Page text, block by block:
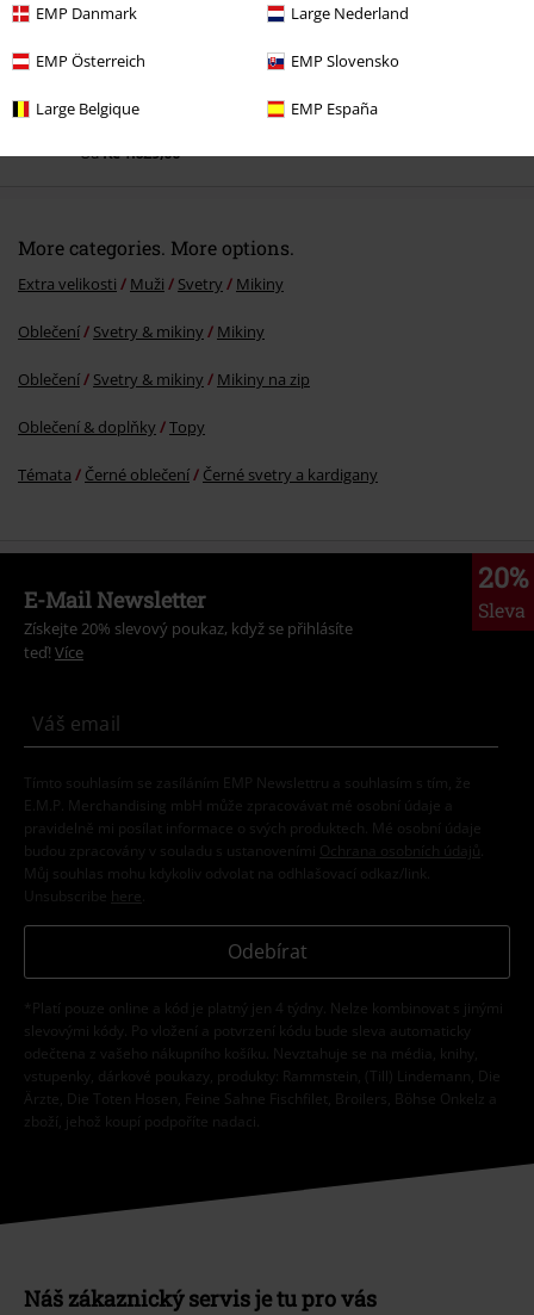
EMP Danmark Large Nederland
EMP Österreich EMP Slovensko
Large Belgique EMP España
OdKč 1.629,00
More categories. More options.
Extra velikosti Muži Svetry Mikiny
Oblečení Svetry & mikiny Mikiny
Oblečení Svetry & mikiny Mikiny na zip
Oblečení & doplňky Topy
Témata Černé oblečení Černé svetry a kardigany
20%
Sleva
E-Mail Newsletter
Získejte 20% slevový poukaz, když se přihlásíte
teď! Více
Tímto souhlasím se zasíláním EMP Newslettru a souhlasím s tím, že
E.M.P. Merchandising mbH může zpracovávat mé osobní údaje a
pravidelně mi posílat informace o svých produktech. Mé osobní údaje
budou zpracovány v souladu s ustanoveními
Ochrana osobních údajů
Můj souhlas mohu kdykoliv odvolat na odhlašovací odkaz/link.
Unsubscribe here
Odebírat
*Platí pouze online a kód je platný jen 4 týdny. Nelze kombinovat s jinými
slevovými kódy. Po vložení a potvrzení kódu bude sleva automaticky
odečtena z vašeho nákupního košíku. Nevztahuje se na média, knihy,
vstupenky, dárkové poukazy, produkty: Rammstein, (Till) Lindemann, Die
Ärzte, Die Toten Hosen, Feine Sahne Fischfilet, Broilers, Böhse Onkelz a
zboží, jehož koupí podpoříte nadaci.
Náš zákaznický servis je tu pro vás